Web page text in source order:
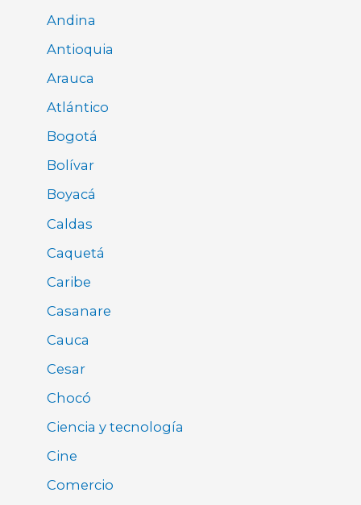
Andina
Antioquia
Arauca
Atlántico
Bogotá
Bolívar
Boyacá
Caldas
Caquetá
Caribe
Casanare
Cauca
Cesar
Chocó
Ciencia y tecnología
Cine
Comercio